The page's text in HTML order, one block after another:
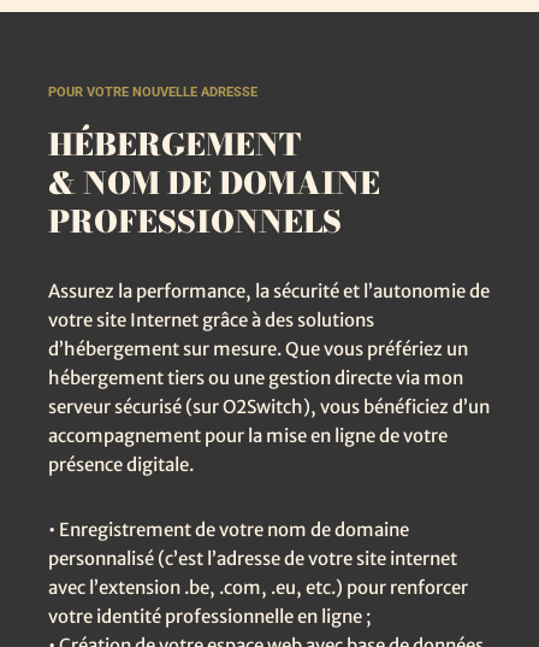
POUR VOTRE NOUVELLE ADRESSE
HÉBERGEMENT
& NOM DE DOMAINE
PROFESSIONNELS
Assurez la performance, la sécurité et l’autonomie de
votre site Internet grâce à des solutions
d’hébergement sur mesure. Que vous préfériez un
hébergement tiers ou une gestion directe via mon
serveur sécurisé (sur O2Switch), vous bénéficiez d’un
accompagnement pour la mise en ligne de votre
présence digitale.
• Enregistrement de votre nom de domaine
personnalisé (c’est l’adresse de votre site internet
avec l’extension .be, .com, .eu, etc.) pour renforcer
votre identité professionnelle en ligne ;